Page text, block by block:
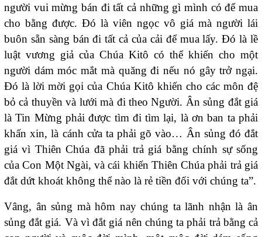
người vui mừng bán đi tất cả những gì mình có để mua
cho bằng được. Đó là viên ngọc vô giá mà người lái
buôn sẵn sàng bán đi tất cả của cải để mua lấy. Đó là lề
luật vương giả của Chúa Kitô có thể khiến cho một
người dám móc mắt mà quăng đi nếu nó gây trở ngại.
Đó là lời mời gọi của Chúa Kitô khiến cho các môn đệ
bỏ cả thuyền và lưới mà đi theo Người. Ân sủng đắt giá
là Tin Mừng phải được tìm đi tìm lại, là ơn ban ta phải
khấn xin, là cánh cửa ta phải gõ vào… Ân sủng đó đắt
giá vì Thiên Chúa đã phải trả giá bằng chính sự sống
của Con Một Ngài, và cái khiến Thiên Chúa phải trả giá
đắt dứt khoát không thể nào là rẻ tiền đối với chúng ta”.
Vâng, ân sủng mà hôm nay chúng ta lãnh nhận là ân
sủng đắt giá. Và vì đắt giá nên chúng ta phải trả bằng cả